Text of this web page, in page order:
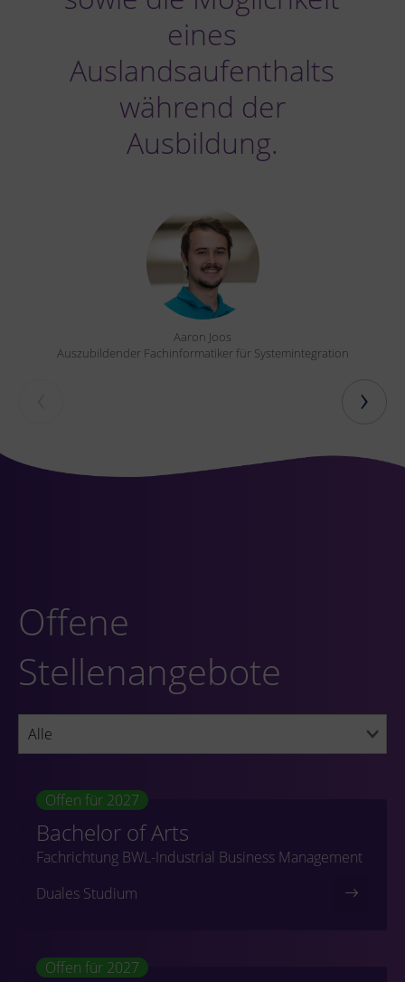
eines
Auslandsaufenthalts
während der
Ausbildung.
Aaron Joos
Auszubildender Fachinformatiker für Systemintegration
›
Offene
Stellenangebote
Offen für 2027
Bachelor of Arts
Fachrichtung BWL-Industrial Business Management
Duales Studium
Offen für 2027